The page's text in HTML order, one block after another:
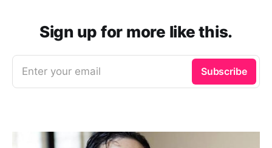
Sign up for more like this.
Enter your email Subscribe